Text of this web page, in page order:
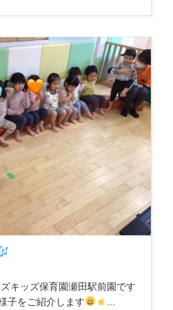
キッズ保育園瀬田駅前園です
子をご紹介します